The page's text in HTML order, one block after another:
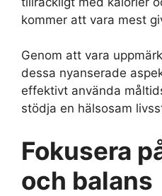
kommer att vara mest
Genom att vara
dessa nyanserade
effektivt använda
stödja en hälsosam
Fokusera
och balans